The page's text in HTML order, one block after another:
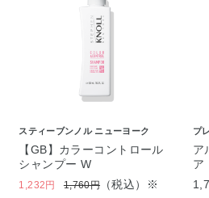
スティーブンノル ニューヨーク
【GB】カラーコントロール
シャンプー W
1,232円 1,760円 （税込）※
プ
ア
ア